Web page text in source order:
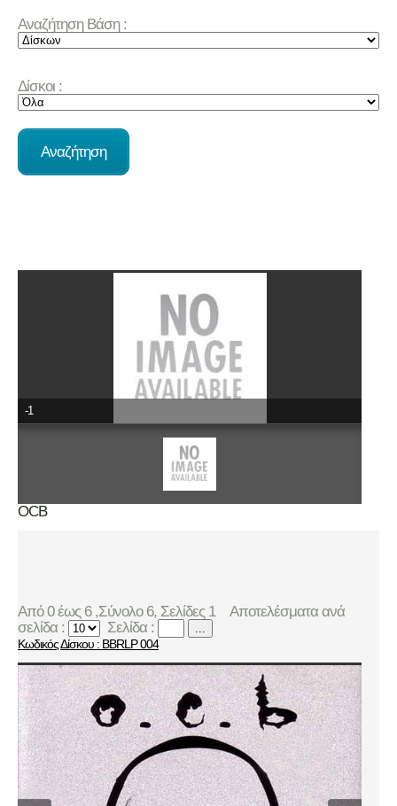
Αναζήτηση Βάση :
Δίσκοι :
-1
OCB
Από 0 έως 6 ,Σύνολο 6, Σελίδες 1
Αποτελέσματα ανά
σελίδα :
Σελίδα :
Κωδικός Δίσκου : BBRLP 004